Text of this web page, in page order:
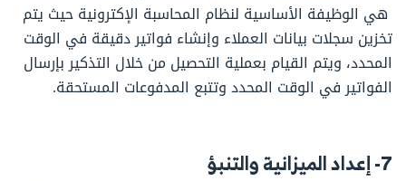
هي الوظيفة الأساسية لنظام المحاسبة الإكترونية حيث يتم
تخزين سجلات بيانات العملاء وإنشاء فواتير دقيقة في الوقت
المحدد، ويتم القيام بعملية التحصيل من خلال التذكير بإرسال
الفواتير في الوقت المحدد وتتبع المدفوعات المستحقة.
7- إعداد الميزانية والتنبؤ